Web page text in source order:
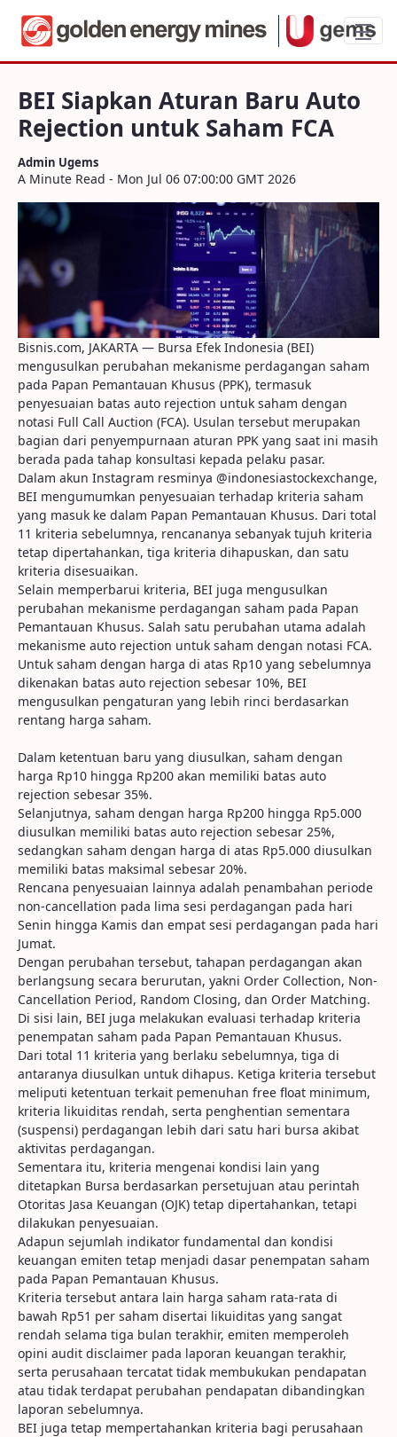
BEI Siapkan Aturan Baru Auto Rejection
BEI Siapkan Aturan Baru Auto
Rejection untuk Saham FCA
Admin Ugems
A Minute Read - Mon Jul 06 07:00:00 GMT 2026
Bisnis.com, JAKARTA — Bursa Efek Indonesia (BEI)
mengusulkan perubahan mekanisme perdagangan saham
pada Papan Pemantauan Khusus (PPK), termasuk
penyesuaian batas auto rejection untuk saham dengan
notasi Full Call Auction (FCA). Usulan tersebut merupakan
bagian dari penyempurnaan aturan PPK yang saat ini masih
berada pada tahap konsultasi kepada pelaku pasar.
Dalam akun Instagram resminya @indonesiastockexchange,
BEI mengumumkan penyesuaian terhadap kriteria saham
yang masuk ke dalam Papan Pemantauan Khusus. Dari total
11 kriteria sebelumnya, rencananya sebanyak tujuh kriteria
tetap dipertahankan, tiga kriteria dihapuskan, dan satu
kriteria disesuaikan.
Selain memperbarui kriteria, BEI juga mengusulkan
perubahan mekanisme perdagangan saham pada Papan
Pemantauan Khusus. Salah satu perubahan utama adalah
mekanisme auto rejection untuk saham dengan notasi FCA.
Untuk saham dengan harga di atas Rp10 yang sebelumnya
dikenakan batas auto rejection sebesar 10%, BEI
mengusulkan pengaturan yang lebih rinci berdasarkan
rentang harga saham.
Dalam ketentuan baru yang diusulkan, saham dengan
harga Rp10 hingga Rp200 akan memiliki batas auto
rejection sebesar 35%.
Selanjutnya, saham dengan harga Rp200 hingga Rp5.000
diusulkan memiliki batas auto rejection sebesar 25%,
sedangkan saham dengan harga di atas Rp5.000 diusulkan
memiliki batas maksimal sebesar 20%.
Rencana penyesuaian lainnya adalah penambahan periode
non-cancellation pada lima sesi perdagangan pada hari
Senin hingga Kamis dan empat sesi perdagangan pada hari
Jumat.
Dengan perubahan tersebut, tahapan perdagangan akan
berlangsung secara berurutan, yakni Order Collection, Non-
Cancellation Period, Random Closing, dan Order Matching.
Di sisi lain, BEI juga melakukan evaluasi terhadap kriteria
penempatan saham pada Papan Pemantauan Khusus.
Dari total 11 kriteria yang berlaku sebelumnya, tiga di
antaranya diusulkan untuk dihapus. Ketiga kriteria tersebut
meliputi ketentuan terkait pemenuhan free float minimum,
kriteria likuiditas rendah, serta penghentian sementara
(suspensi) perdagangan lebih dari satu hari bursa akibat
aktivitas perdagangan.
Sementara itu, kriteria mengenai kondisi lain yang
ditetapkan Bursa berdasarkan persetujuan atau perintah
Otoritas Jasa Keuangan (OJK) tetap dipertahankan, tetapi
dilakukan penyesuaian.
Adapun sejumlah indikator fundamental dan kondisi
keuangan emiten tetap menjadi dasar penempatan saham
pada Papan Pemantauan Khusus.
Kriteria tersebut antara lain harga saham rata-rata di
bawah Rp51 per saham disertai likuiditas yang sangat
rendah selama tiga bulan terakhir, emiten memperoleh
opini audit disclaimer pada laporan keuangan terakhir,
serta perusahaan tercatat tidak membukukan pendapatan
atau tidak terdapat perubahan pendapatan dibandingkan
laporan sebelumnya.
BEI juga tetap mempertahankan kriteria bagi perusahaan